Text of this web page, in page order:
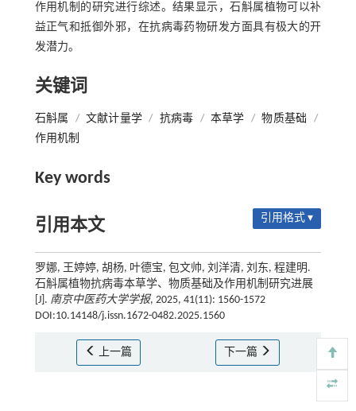
作用机制的研究进行综述。结果显示，石斛属植物可以补
益正气和抵御外邪，在抗病毒药物研发方面具有极大的开
发潜力。
关键词
石斛属 / 文献计量学 / 抗病毒 / 本草学 / 物质基础
/
作用机制
Key words
引用本文 引用格式 ▾
罗娜, 王婷婷, 胡杨, 叶德宝, 包文帅, 刘洋清, 刘东, 程建明.
石斛属植物抗病毒本草学、物质基础及作用机制研究进展
[J]. 南京中医药大学学报, 2025, 41(11): 1560-1572
DOI:10.14148/j.issn.1672-0482.2025.1560
上一篇 下一篇